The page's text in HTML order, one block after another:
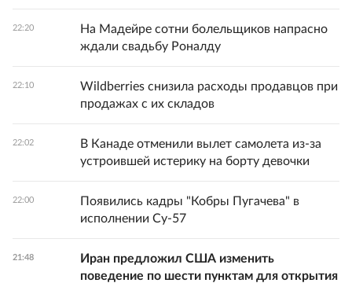
22:20
На Мадейре сотни болельщиков напрасно
ждали свадьбу Роналду
22:10
Wildberries снизила расходы продавцов при
продажах с их складов
22:02
В Канаде отменили вылет самолета из-за
устроившей истерику на борту девочки
22:00
Появились кадры "Кобры Пугачева" в
исполнении Су-57
21:48
Иран предложил США изменить
поведение по шести пунктам для открытия